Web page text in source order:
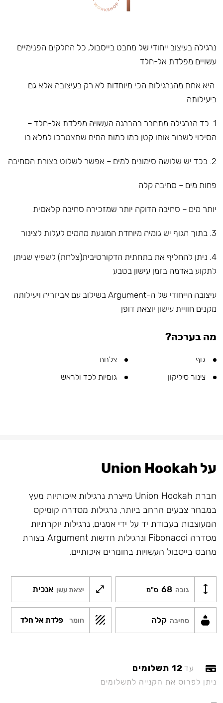
נרגילה בעיצוב ייחודי של מחבט בייסבול, כל החלקים הפנימיים
עשויים מפלדת אל-חלד
היא אחת מהנרגילות הכי מיוחדות לא רק בעיצובה אלא גם
ביעילותה
1. כד הנרגילה מתחבר בהברגה העשויה מפלדת אל-חלד –
הסיכוי לשבור אותו קטן כמו כמות המים שתצטרכו למלא בו
2. בכד יש שלושה סימונים למים – אפשר לשלוט בצורת הסחיבה
פחות מים – סחיבה קלה
יותר מים – סחיבה הדוקה יותר שמזכירה סחיבה קלאסית
3. בתוך הגוף יש גומיה מיוחדת המונעת מהמים לעלות לצינור
4. ניתן להחליף את בתחתית הדקורטיבית(צלחת) לשפיץ שניתן
לתקוע באדמה בזמן עישון בטבע
עיצובה הייחודי של ה-Argument בשילוב עם אביזריה ויעילותה
מקנים חוויית עישון יוצאת דופן
מה בערכה?
גוף
צלחת
צינור סיליקון
גומיות לכד ולראש
על Union Hookah
חברת Union Hookah מייצרת נרגילות איכותיות מעץ
במבחר צבעים הרחב ביותר, נרגילות מסדרה קומיקס
המעוצבות בעבודת יד על ידי אמנים, נרגילות יוקרתיות
מסדרה Fibonacci ונרגילות חדשות Argument בצורת
מחבט בייסבול העשויות בחומרים איכותיים.
גובה 68 ס"מ יצאת עשן אנכית
סחיבה קלה חומר פלדת אל חלד
עד 12 תשלומים
ניתן לפרוס את הקנייה לתשלומים